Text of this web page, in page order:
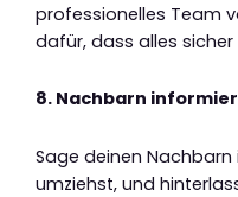
professionelles Team
dafür, dass alles
8. Nachbarn
Sage deinen Nachbarn
umziehst, und